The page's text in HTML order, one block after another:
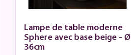
Lampe de table moderne
Sphere avec base beige - Ø
36cm